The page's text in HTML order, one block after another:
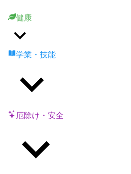
健康
学業・技能
厄除け・安全